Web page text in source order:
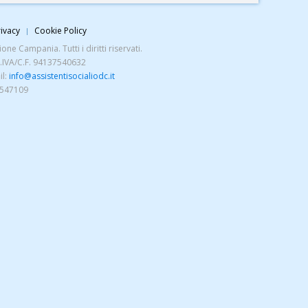
Cookie Policy
Campania. Tutti i diritti riservati.
C.F. 94137540632
info@assistentisocialiodc.it